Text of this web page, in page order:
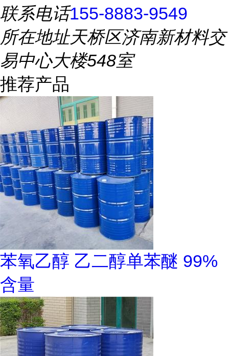
联系电话155-8883-9549
所在地址天桥区济南新材料交
易中心大楼548室
推荐产品
苯氧乙醇 乙二醇单苯醚 99%
含量